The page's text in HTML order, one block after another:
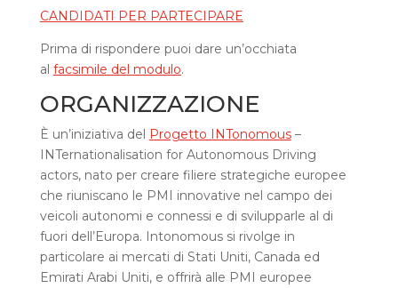
CANDIDATI PER PARTECIPARE
Prima di rispondere puoi dare un’occhiata
al facsimile del modulo.
ORGANIZZAZIONE
È un’iniziativa del Progetto INTonomous–
INTernationalisation for Autonomous Driving
actors, nato per creare filiere strategiche europee
che riuniscano le PMI innovative nel campo dei
veicoli autonomi e connessi e di svilupparle al di
fuori dell’Europa. Intonomous si rivolge in
particolare ai mercati di Stati Uniti, Canada ed
Emirati Arabi Uniti, e offrirà alle PMI europee